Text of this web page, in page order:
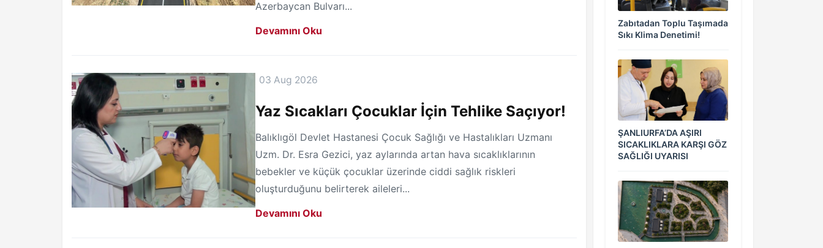
Azerbaycan Bulvarı...
Devamını Oku
03 Aug 2026
Yaz Sıcakları Çocuklar İçin Tehlike Saçıyor!
Balıklıgöl Devlet Hastanesi Çocuk Sağlığı ve Hastalıkları Uzmanı
Uzm. Dr. Esra Gezici, yaz aylarında artan hava sıcaklıklarının
bebekler ve küçük çocuklar üzerinde ciddi sağlık riskleri
oluşturduğunu belirterek aileleri...
Devamını Oku
Zabıtadan Toplu Taşımada
Sıkı Klima Denetimi!
ŞANLIURFA’DA AŞIRI
SICAKLIKLARA KARŞI GÖZ
SAĞLIĞI UYARISI